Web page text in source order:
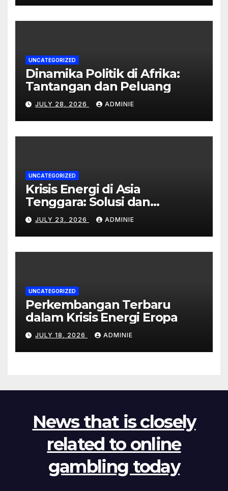
UNCATEGORIZED
Dinamika Politik di Afrika:
Tantangan dan Peluang
JULY 28, 2026 ADMINIE
UNCATEGORIZED
Krisis Energi di Asia
Tenggara: Solusi dan
Dampaknya
JULY 23, 2026 ADMINIE
UNCATEGORIZED
Perkembangan Terbaru
dalam Krisis Energi Eropa
JULY 18, 2026 ADMINIE
News that is closely
related to online
gambling today